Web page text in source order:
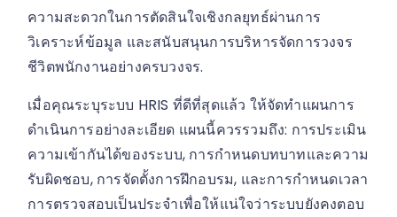
ความสะดวกในการตัดสินใจเชิงกลยุทธ์ผ่านการ
วิเคราะห์ข้อมูล และสนับสนุนการบริหารจัดการวงจร
ชีวิตพนักงานอย่างครบวงจร.
เมื่อคุณระบุระบบ HRIS ที่ดีที่สุดแล้ว ให้จัดทำแผนการ
ดำเนินการอย่างละเอียด แผนนี้ควรรวมถึง: การประเมิน
ความเข้ากันได้ของระบบ, การกำหนดบทบาทและความ
รับผิดชอบ, การจัดตั้งการฝึกอบรม, และการกำหนดเวลา
การตรวจสอบเป็นประจำเพื่อให้แน่ใจว่าระบบยังคงตอบ